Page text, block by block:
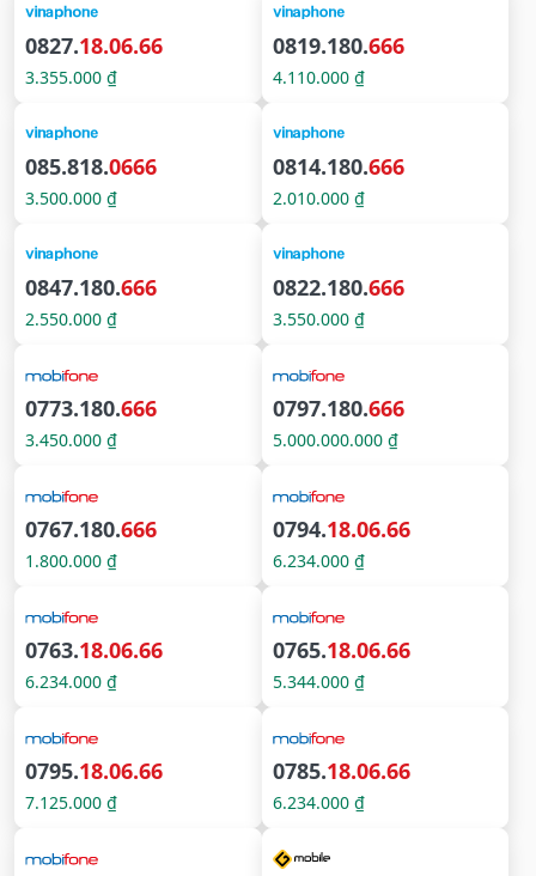
0827.18.06.66
3.355.000 ₫
0819.180.666
4.110.000 ₫
085.818.0666
3.500.000 ₫
0814.180.666
2.010.000 ₫
0847.180.666
2.550.000 ₫
0822.180.666
3.550.000 ₫
0773.180.666
3.450.000 ₫
0797.180.666
5.000.000.000 ₫
0767.180.666
1.800.000 ₫
0794.18.06.66
6.234.000 ₫
0763.18.06.66
6.234.000 ₫
0765.18.06.66
5.344.000 ₫
0795.18.06.66
7.125.000 ₫
0785.18.06.66
6.234.000 ₫